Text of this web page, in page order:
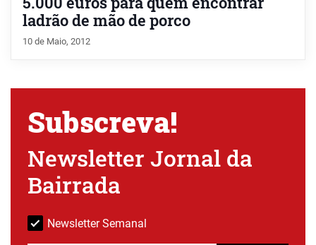
ladrão de mão de porco
10 de Maio, 2012
Subscreva!
Newsletter Jornal da
Bairrada
Newsletter Semanal